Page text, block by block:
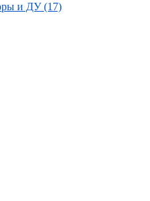
и ДУ (17)